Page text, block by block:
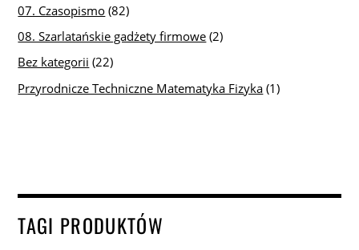
07. Czasopismo (82)
08. Szarlatańskie gadżety firmowe (2)
Bez kategorii (22)
Przyrodnicze Techniczne Matematyka Fizyka (1)
TAGI PRODUKTÓW